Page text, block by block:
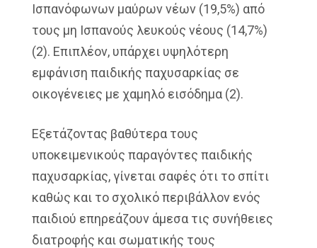
Ισπανόφωνων μαύρων νέων (19,5%) από
τους μη Ισπανούς λευκούς νέους (14,7%)
(2). Επιπλέον, υπάρχει υψηλότερη
εμφάνιση παιδικής παχυσαρκίας σε
οικογένειες με χαμηλό εισόδημα (2).
Εξετάζοντας βαθύτερα τους
υποκειμενικούς παραγόντες παιδικής
παχυσαρκίας, γίνεται σαφές ότι το σπίτι
καθώς και το σχολικό περιβάλλον ενός
παιδιού επηρεάζουν άμεσα τις συνήθειες
διατροφής και σωματικής τους